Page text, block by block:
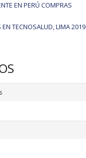
EN PERÚ COMPRAS
TECNOSALUD, LIMA 2019